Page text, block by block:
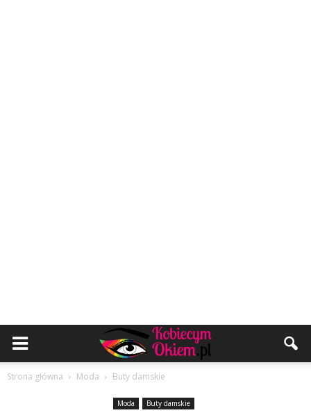
Strona główna Moda Buty damskie
Moda Buty damskie